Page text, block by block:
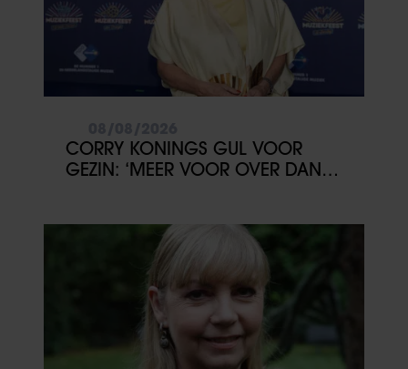
CORRY KONINGS GUL VOOR
GEZIN: ‘MEER VOOR OVER DAN